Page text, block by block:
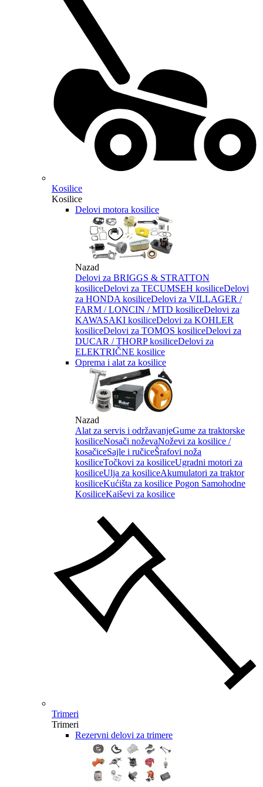
Kosilice
Kosilice
Delovi motora kosilice
Nazad
Delovi za BRIGGS & STRATTON
kosiliceDelovi za TECUMSEH kosiliceDelovi
za HONDA kosiliceDelovi za VILLAGER /
FARM / LONCIN / MTD kosiliceDelovi za
KAWASAKI kosiliceDelovi za KOHLER
kosiliceDelovi za TOMOS kosiliceDelovi za
DUCAR / THORP kosiliceDelovi za
ELEKTRIČNE kosilice
Oprema i alat za kosilice
Nazad
Alat za servis i održavanjeGume za traktorske
kosiliceNosači noževaNoževi za kosilice /
kosačiceSajle i ručiceŠrafovi noža
kosiliceTočkovi za kosiliceUgradni motori za
kosiliceUlja za kosiliceAkumulatori za traktor
kosiliceKućišta za kosilice Pogon Samohodne
KosiliceKaiševi za kosilice
Trimeri
Trimeri
Rezervni delovi za trimere